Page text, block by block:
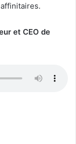
et CEO de